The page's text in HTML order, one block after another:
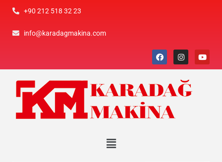
+90 212 518 32 23
info@karadagmakina.com